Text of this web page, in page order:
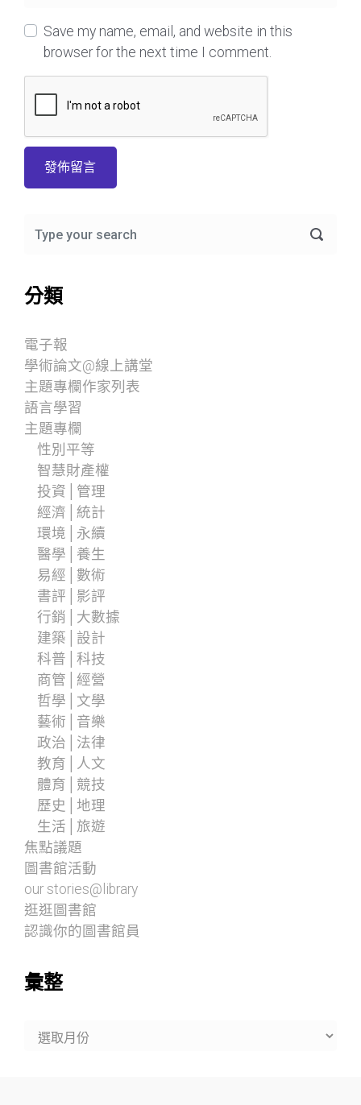
Save my name, email, and website in this
browser for the next time I comment.
分類
電子報
學術論文@線上講堂
主題專欄作家列表
語言學習
主題專欄
性別平等
智慧財產權
投資│管理
經濟│統計
環境│永續
醫學│養生
易經│數術
書評│影評
行銷│大數據
建築│設計
科普│科技
商管│經營
哲學│文學
藝術│音樂
政治│法律
教育│人文
體育│競技
歷史│地理
生活│旅遊
焦點議題
圖書館活動
our stories@library
逛逛圖書館
認識你的圖書館員
彙整